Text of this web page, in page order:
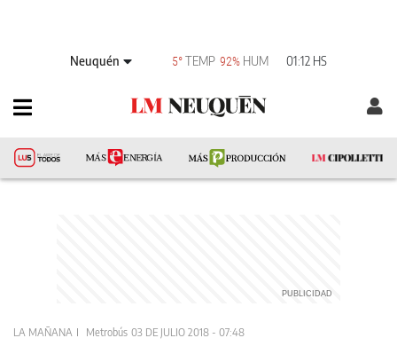
Neuquén 5°TEMP 92% HUM 01:12 HS
LA MAÑANA Metrobús 03 DE JULIO 2018 - 07:48